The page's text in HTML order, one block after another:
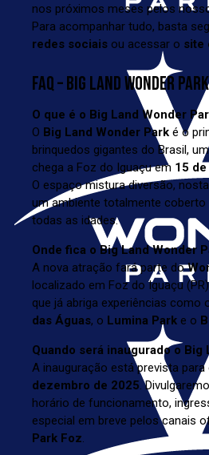
nos próximos meses pelos
Para acompanhar tudo, basta
redes sociais ou acessar o site
FAQ – BIG LAND WONDER PARK
O que é o Big Land Wonder
O Big Land Wonder Park é o
brinquedos gigantes do Brasil,
chega a Foz do Iguaçu em 15
O espaço mistura diversão,
um ambiente totalmente coberto
todas as idades.
Onde fica o Big Land Wonder
A nova atração fará parte do
localizado em Foz do Iguaçu
que já abriga experiências como
das Águas, o Lumina Park e o
Quando será inaugurado o Big
A inauguração está prevista para
dezembro de 2025.
horário de funcionamento,
especial em breve pelos canais
Park Foz.